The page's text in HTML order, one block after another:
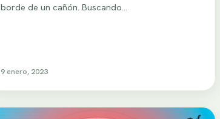
borde de un cañón. Buscando…
9 enero, 2023